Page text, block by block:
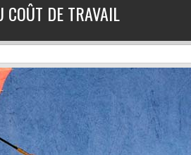
COÛT DE TRAVAIL